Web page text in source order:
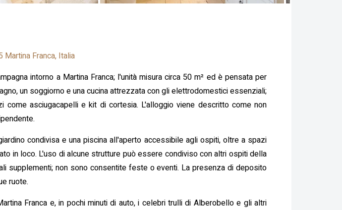
Martina Franca, Italia
intorno a Martina Franca; l'unità misura circa 50 m² ed è pensata per
un soggiorno e una cucina attrezzata con gli elettrodomestici essenziali;
come asciugacapelli e kit di cortesia. L'alloggio viene descritto come non
condivisa e una piscina all'aperto accessibile agli ospiti, oltre a spazi
in loco. L'uso di alcune strutture può essere condiviso con altri ospiti della
supplementi; non sono consentite feste o eventi. La presenza di deposito
ruote.
Franca e, in pochi minuti di auto, i celebri trulli di Alberobello e gli altri